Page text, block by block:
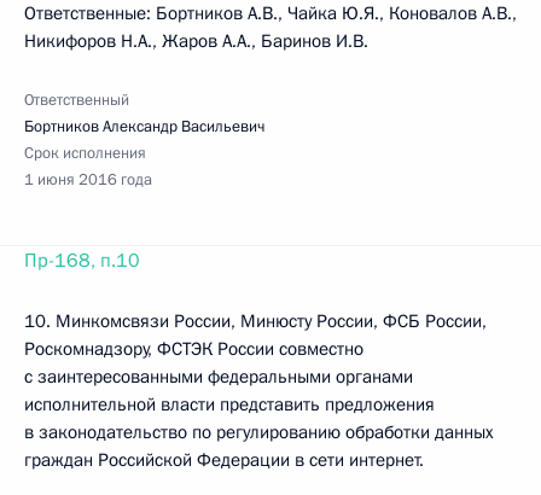
Ответственные: Бортников А.В., Чайка Ю.Я., Коновалов А.В.,
Никифоров Н.А., Жаров А.А., Баринов И.В.
Ответственный
Бортников Александр Васильевич
Срок исполнения
1 июня 2016 года
Пр-168, п.10
10. Минкомсвязи России, Минюсту России, ФСБ России,
Роскомнадзору, ФСТЭК России совместно
с заинтересованными федеральными органами
исполнительной власти представить предложения
в законодательство по регулированию обработки данных
граждан Российской Федерации в сети интернет.